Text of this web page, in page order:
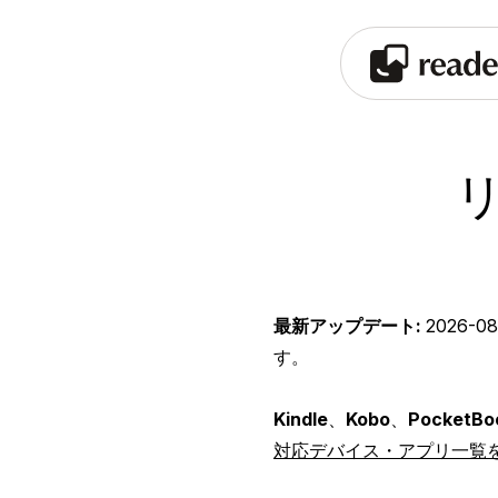
最新アップデート: 2026-
す。
Kindle Kobo
対応デバイス・アプリ一覧